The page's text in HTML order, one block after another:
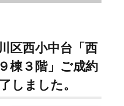
区西小中台「西
棟３階」ご成約
しました。